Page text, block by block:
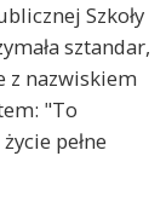
Szkoły
sztandar,
z nazwiskiem
"To
pełne